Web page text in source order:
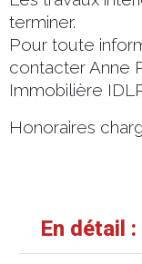
terminer.
Pour toute
contacter Anne
Immobilière
Honoraires
En détail :